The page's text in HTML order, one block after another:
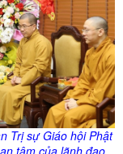
Trị sự Giáo hội Phật